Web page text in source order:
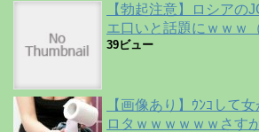
【勃起注意】ロシアの
エ口いと話題にｗｗｗ
39ビュー
【画像あり】ｳﾝｺして
ロタｗｗｗｗｗｗさす